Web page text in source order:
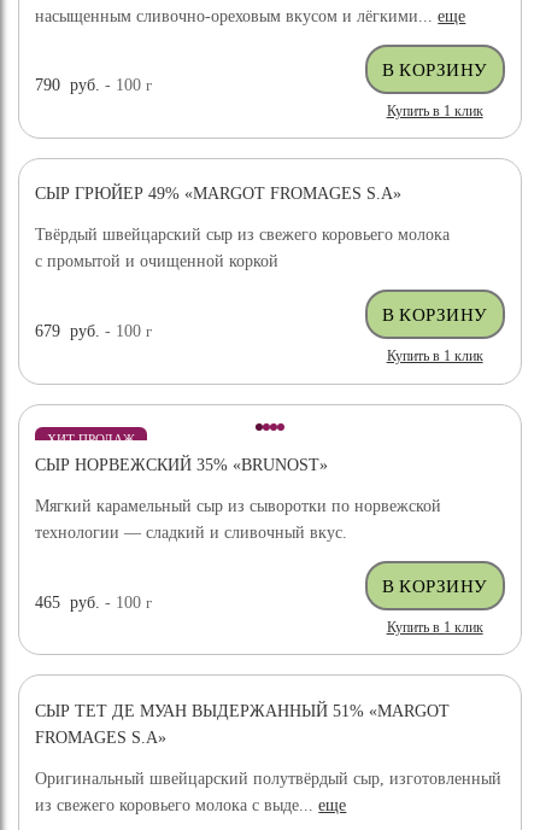
насыщенным сливочно-ореховым вкусом и лёгкими...еще
790 руб. - 100г
Купить в 1 клик
ХИТ ПРОДАЖ
СЫР ГРЮЙЕР 49% «MARGOT FROMAGES S.A»
Твёрдый швейцарский сыр из свежего коровьего молока
с промытой и очищенной коркой
679 руб. - 100г
Купить в 1 клик
ХИТ ПРОДАЖ
СЫР НОРВЕЖСКИЙ 35% «BRUNOST»
Мягкий карамельный сыр из сыворотки по норвежской
технологии — сладкий и сливочный вкус.
465 руб. - 100г
Купить в 1 клик
СЫР ТЕТ ДЕ МУАН ВЫДЕРЖАННЫЙ 51% «MARGOT
FROMAGES S.A»
Оригинальный швейцарский полутвёрдый сыр, изготовленный
из свежего коровьего молока с выде...еще